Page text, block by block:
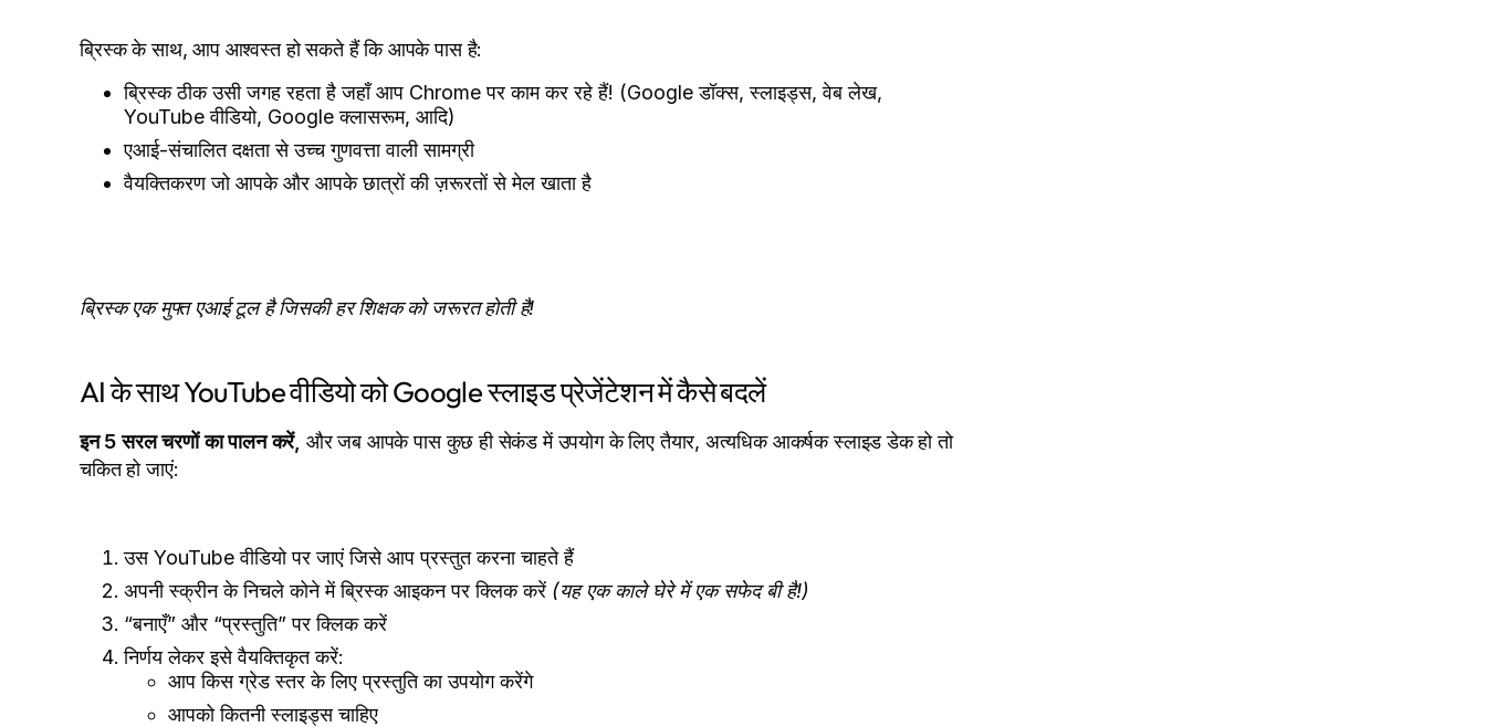
ब्रिस्क के साथ, आप आश्वस्त हो सकते हैं कि आपके पास है:
ब्रिस्क ठीक उसी जगह रहता है जहाँ आप Chrome पर काम कर रहे हैं! (Google डॉक्स, स्लाइड्स, वेब लेख,
YouTube वीडियो, Google क्लासरूम, आदि)
एआई-संचालित दक्षता से उच्च गुणवत्ता वाली सामग्री
वैयक्तिकरण जो आपके और आपके छात्रों की ज़रूरतों से मेल खाता है
ब्रिस्क एक मुफ्त एआई टूल है जिसकी हर शिक्षक को जरूरत होती है!
AI के साथ YouTube वीडियो को Google स्लाइड प्रेजेंटेशन में कैसे बदलें
इन 5 सरल चरणों का पालन करें, और जब आपके पास कुछ ही सेकंड में उपयोग के लिए तैयार, अत्यधिक आकर्षक स्लाइड डेक हो तो
चकित हो जाएं:
उस YouTube वीडियो पर जाएं जिसे आप प्रस्तुत करना चाहते हैं
अपनी स्क्रीन के निचले कोने में ब्रिस्क आइकन पर क्लिक करें (यह एक काले घेरे में एक सफेद बी है!)
“बनाएँ” और “प्रस्तुति” पर क्लिक करें
निर्णय लेकर इसे वैयक्तिकृत करें:
आप किस ग्रेड स्तर के लिए प्रस्तुति का उपयोग करेंगे
आपको कितनी स्लाइड्स चाहिए